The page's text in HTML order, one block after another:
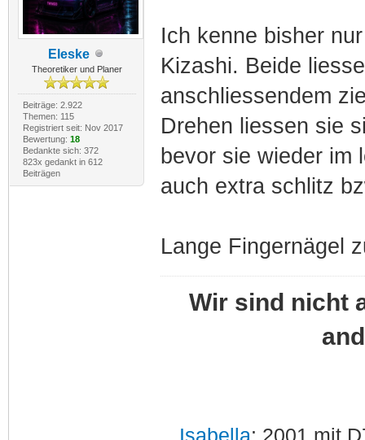
Eleske
Theoretiker und Planer
Beiträge: 2.922
Themen: 115
Registriert seit: Nov 2017
Bewertung: 18
Bedankte sich: 372
823x gedankt in 612
Beiträgen
Ich kenne bisher
Kizashi. Beide
anschliessendem
Drehen liessen sie
bevor sie wieder im
auch extra schlitz
Lange Fingernägel
Wir sind nicht
Isabella: 2001 mit